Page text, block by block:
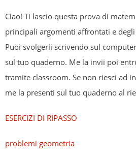
Ciao! Ti lascio questa prova di
principali argomenti affrontati e
Puoi svolgerli scrivendo sul
sul tuo quaderno. Me la invii poi
tramite classroom. Se non riesci ad
me la presenti sul tuo quaderno al
ESERCIZI DI RIPASSO
problemi geometria